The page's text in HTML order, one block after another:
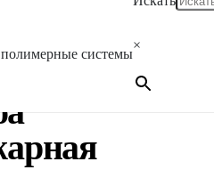
системы
×